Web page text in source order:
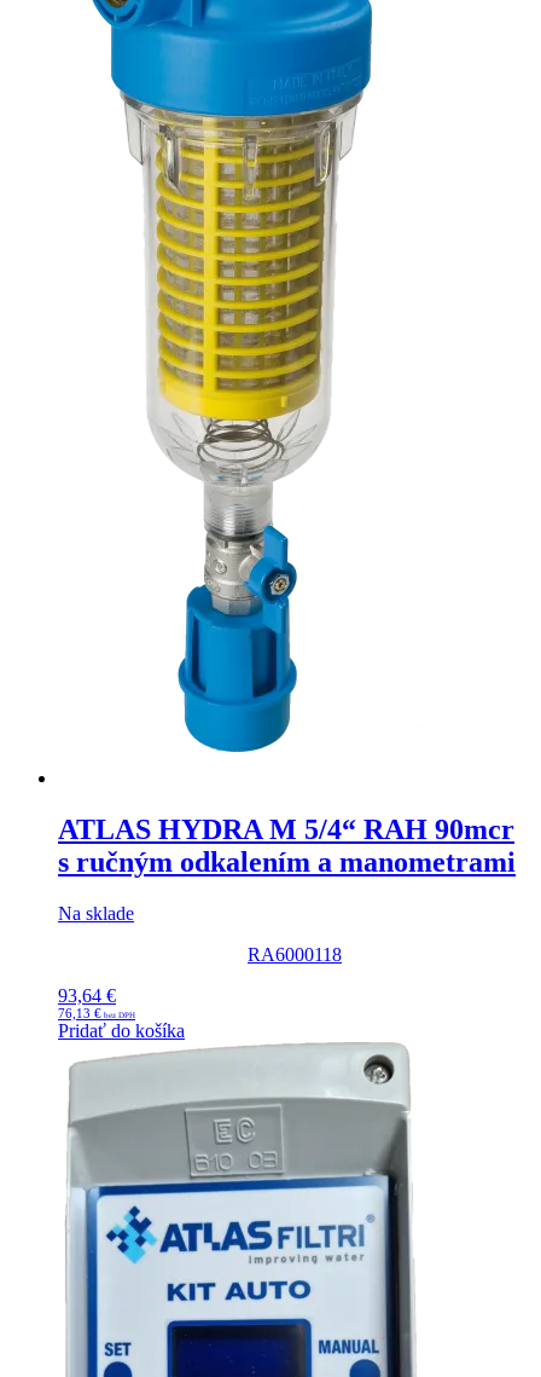
ATLAS HYDRA M 5/4“ RAH 90mcr
s ručným odkalením a manometrami
Na sklade
RA6000118
93,64 €
76,13 €
Pridať do košíka